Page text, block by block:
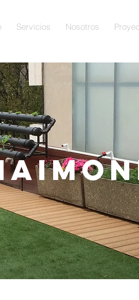
Servicios Nosotros